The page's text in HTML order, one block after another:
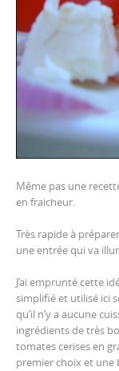
Même pas une
en fraicheur.
Très rapide à
une entrée qui va
J’ai emprunté cette
simplifié et utilisé ici
qu’il n’y a aucune
ingrédients de très
tomates cerises en
premier choix et une